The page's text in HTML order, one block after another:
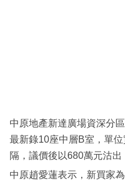
區
中原地產新達廣場資深分
最新錄10座中層B室，單
隔，議價後以680萬元沽出
中原趙愛蓮表示，新買家